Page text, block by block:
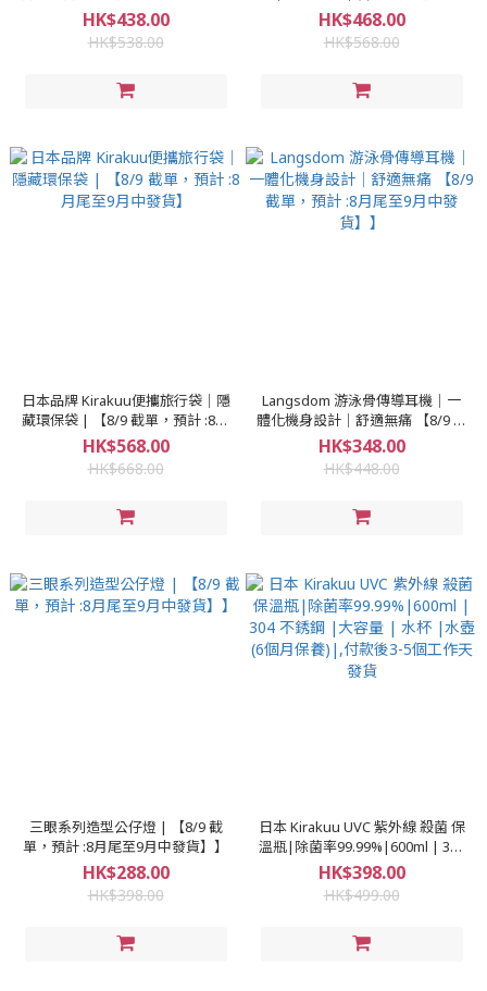
月尾至9月中發貨】】
HK$438.00
HK$538.00
單，預計 :8月尾至9月中發貨】】
HK$468.00
HK$568.00
日本品牌 Kirakuu便攜旅行袋｜隱
藏環保袋 | 【8/9 截單，預計 :8月
尾至9月中發貨】
HK$568.00
HK$668.00
Langsdom 游泳骨傳導耳機｜一
體化機身設計｜舒適無痛 【8/9 截
單，預計 :8月尾至9月中發貨】】
HK$348.00
HK$448.00
三眼系列造型公仔燈 | 【8/9 截
單，預計 :8月尾至9月中發貨】】
HK$288.00
HK$398.00
日本 Kirakuu UVC 紫外線 殺菌 保
溫瓶|除菌率99.99%|600ml | 304
不銹鋼 |大容量 | 水杯 |水壺 (6個
月保養)|,付款後3-5個工作天發貨
HK$398.00
HK$499.00